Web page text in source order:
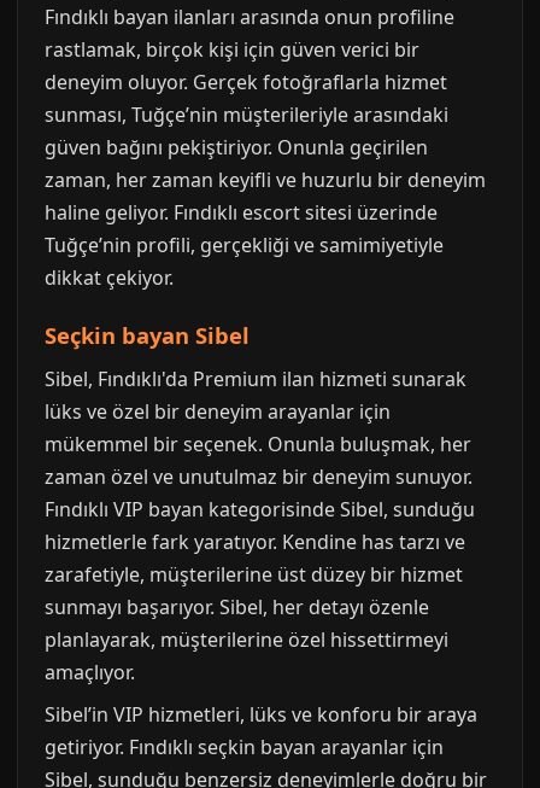
Fındıklı bayan ilanları arasında onun profiline
rastlamak, birçok kişi için güven verici bir
deneyim oluyor. Gerçek fotoğraflarla hizmet
sunması, Tuğçe’nin müşterileriyle arasındaki
güven bağını pekiştiriyor. Onunla geçirilen
zaman, her zaman keyifli ve huzurlu bir deneyim
haline geliyor. Fındıklı escort sitesi üzerinde
Tuğçe’nin profili, gerçekliği ve samimiyetiyle
dikkat çekiyor.
Seçkin bayan Sibel
Sibel, Fındıklı'da Premium ilan hizmeti sunarak
lüks ve özel bir deneyim arayanlar için
mükemmel bir seçenek. Onunla buluşmak, her
zaman özel ve unutulmaz bir deneyim sunuyor.
Fındıklı VIP bayan kategorisinde Sibel, sunduğu
hizmetlerle fark yaratıyor. Kendine has tarzı ve
zarafetiyle, müşterilerine üst düzey bir hizmet
sunmayı başarıyor. Sibel, her detayı özenle
planlayarak, müşterilerine özel hissettirmeyi
amaçlıyor.
Sibel’in VIP hizmetleri, lüks ve konforu bir araya
getiriyor. Fındıklı seçkin bayan arayanlar için
Sibel, sunduğu benzersiz deneyimlerle doğru bir